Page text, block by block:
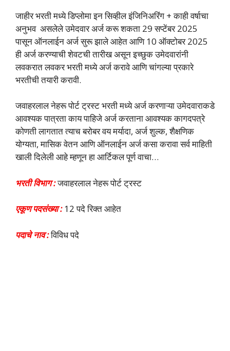
जाहीर भरती मध्ये डिप्लोमा इन सिव्हील इंजिनिअरिंग + काही वर्षाचा
अनुभव असलेले उमेदवार अर्ज करू शकता 29 सप्टेंबर 2025
पासून ऑनलाईन अर्ज सुरू झाले आहेत आणि 10 ऑक्टोबर 2025
ही अर्ज करण्याची शेवटची तारीख असून इच्छुक उमेदवारांनी
लवकरात लवकर भरती मध्ये अर्ज करावे आणि चांगल्या प्रकारे
भरतीची तयारी करावी.
जवाहरलाल नेहरू पोर्ट ट्रस्ट भरती मध्ये अर्ज करणाऱ्या उमेदवाराकडे
आवश्यक पात्रता काय पाहिजे अर्ज करताना आवश्यक कागदपत्रे
कोणती लागतात त्याच बरोबर वय मर्यादा, अर्ज शुल्क, शैक्षणिक
योग्यता, मासिक वेतन आणि ऑनलाईन अर्ज कसा करावा सर्व माहिती
खाली दिलेली आहे म्हणून हा आर्टिकल पूर्ण वाचा…
भरती विभाग :जवाहरलाल नेहरू पोर्ट ट्रस्ट
एकूण पदसंख्या :12 पदे रिक्त आहेत
पदाचे नाव :विविध पदे